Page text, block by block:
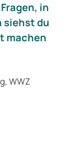
in
siehst du
machen
WWZ